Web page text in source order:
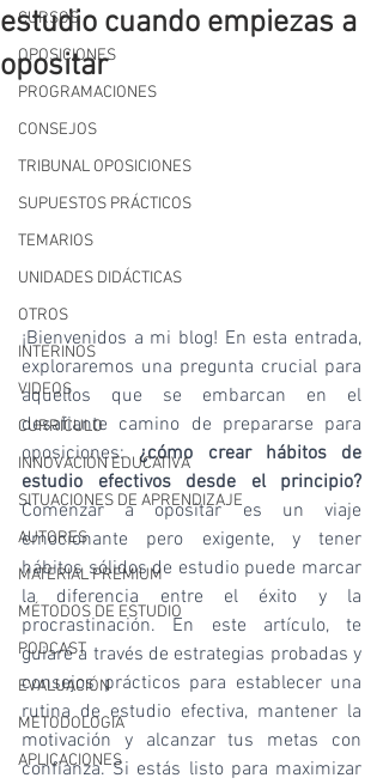
CURSOS
OPOSICIONES
PROGRAMACIONES
CONSEJOS
TRIBUNAL OPOSICIONES
SUPUESTOS PRÁCTICOS
TEMARIOS
UNIDADES DIDÁCTICAS
OTROS
INTERINOS
VIDEOS
CURRÍCULO
INNOVACIÓN EDUCATIVA
SITUACIONES DE APRENDIZAJE
AUTORES
MATERIAL PREMIUM
MÉTODOS DE ESTUDIO
PODCAST
EVALUACIÓN
METODOLOGIA
APLICACIONES
estudio cuando empiezas a
opositar
¡Bienvenidos a mi blog! En esta entrada,
exploraremos una pregunta crucial para
aquellos que se embarcan en el
desafiante camino de prepararse para
oposiciones: ¿cómo crear hábitos de
estudio efectivos desde el principio?
Comenzar a opositar es un viaje
emocionante pero exigente, y tener
hábitos sólidos de estudio puede marcar
la diferencia entre el éxito y la
procrastinación. En este artículo, te
guiaré a través de estrategias probadas y
consejos prácticos para establecer una
rutina de estudio efectiva, mantener la
motivación y alcanzar tus metas con
confianza. Si estás listo para maximizar